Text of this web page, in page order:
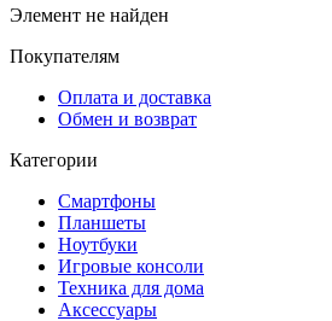
Элемент не найден
Покупателям
Оплата и доставка
Обмен и возврат
Категории
Смартфоны
Планшеты
Ноутбуки
Игровые консоли
Техника для дома
Аксессуары